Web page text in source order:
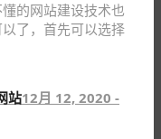
的网站建设技术也
了，首先可以选择
站12月 12, 2020 -